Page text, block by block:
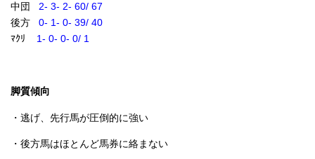
中団 2- 3- 2- 60/ 67
後方 0- 1- 0- 39/ 40
ﾏｸﾘ 1- 0- 0- 0/ 1
脚質傾向
・逃げ、先行馬が圧倒的に強い
・後方馬はほとんど馬券に絡まない